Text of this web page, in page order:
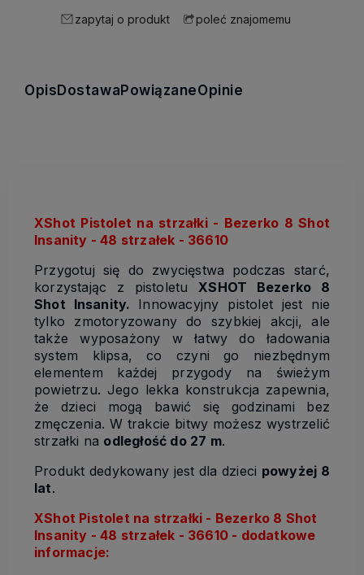
zapytaj o produkt poleć znajomemu
OpisDostawaPowiązaneOpinie
XShot Pistolet na strzałki - Bezerko 8 Shot
Insanity - 48 strzałek - 36610
Przygotuj się do zwycięstwa podczas starć,
korzystając z pistoletu XSHOT Bezerko 8
Shot Insanity. Innowacyjny pistolet jest nie
tylko zmotoryzowany do szybkiej akcji, ale
także wyposażony w łatwy do ładowania
system klipsa, co czyni go niezbędnym
elementem każdej przygody na świeżym
powietrzu. Jego lekka konstrukcja zapewnia,
że dzieci mogą bawić się godzinami bez
zmęczenia. W trakcie bitwy możesz wystrzelić
strzałki na odległość do 27 m.
Produkt dedykowany jest dla dzieci powyżej 8
lat.
XShot Pistolet na strzałki - Bezerko 8 Shot
Insanity - 48 strzałek - 36610 - dodatkowe
informacje: